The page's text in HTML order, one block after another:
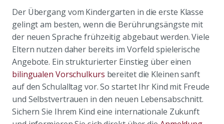
Der Übergang vom Kindergarten in die erste Klasse
gelingt am besten, wenn die Berührungsängste mit
der neuen Sprache frühzeitig abgebaut werden. Viele
Eltern nutzen daher bereits im Vorfeld spielerische
Angebote. Ein strukturierter Einstieg über einen
bilingualen Vorschulkurs bereitet die Kleinen sanft
auf den Schulalltag vor. So startet Ihr Kind mit Freude
und Selbstvertrauen in den neuen Lebensabschnitt.
Sichern Sie Ihrem Kind eine internationale Zukunft